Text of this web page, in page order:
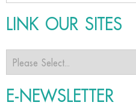
LINK OUR SITES
E-NEWSLETTER